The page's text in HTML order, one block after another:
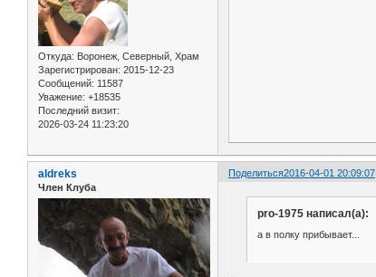
Откуда: Воронеж, Северный, Храм
Зарегистрирован: 2015-12-23
Сообщений: 11587
Уважение: +18535
Последний визит:
2026-03-24 11:23:20
Поделиться2016-04-01 20:09:07
aldreks
Член Клуба
pro-1975 написал(а):
а в полку прибывает...